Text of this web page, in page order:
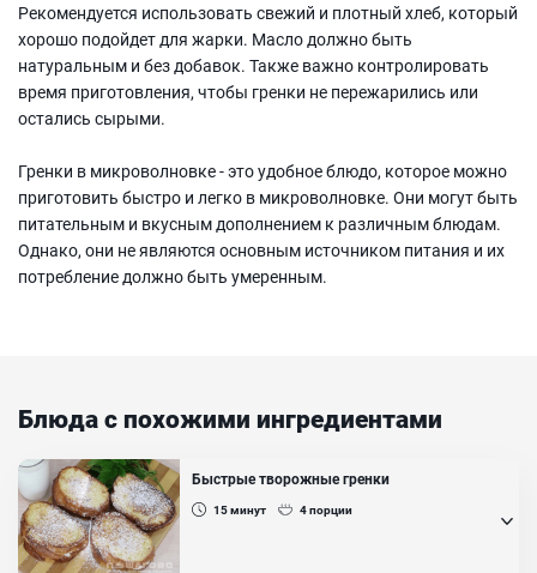
Рекомендуется использовать свежий и плотный хлеб, который
хорошо подойдет для жарки. Масло должно быть
натуральным и без добавок. Также важно контролировать
время приготовления, чтобы гренки не пережарились или
остались сырыми.
Гренки в микроволновке - это удобное блюдо, которое можно
приготовить быстро и легко в микроволновке. Они могут быть
питательным и вкусным дополнением к различным блюдам.
Однако, они не являются основным источником питания и их
потребление должно быть умеренным.
Блюда с похожими ингредиентами
Быстрые творожные гренки
15минут 4порции